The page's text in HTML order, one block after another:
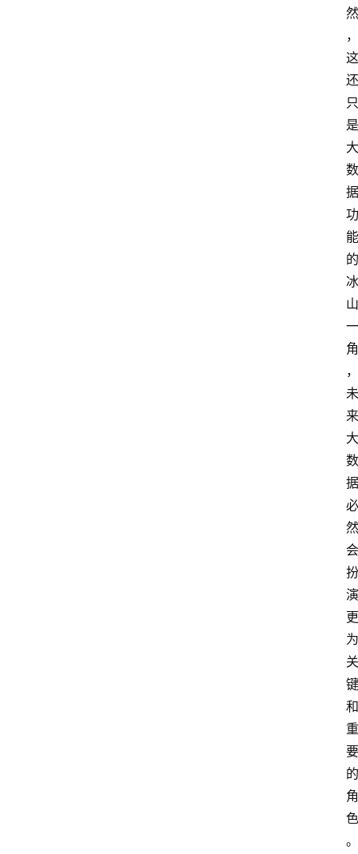
然
，
这
还
只
是
大
数
据
功
能
的
冰
山
一
角
，
未
来
大
数
据
必
然
会
扮
演
更
为
关
键
和
重
要
的
角
色
。